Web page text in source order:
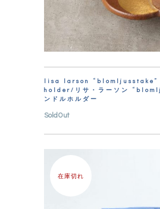
lisa larson “blomljusstake”
holder/リサ・ラーソン
ンドルホルダー
SoldOut
在庫切れ